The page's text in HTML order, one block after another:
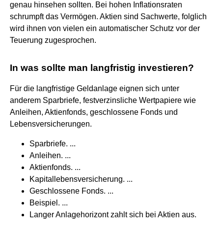
genau hinsehen sollten. Bei hohen Inflationsraten
schrumpft das Vermögen. Aktien sind Sachwerte, folglich
wird ihnen von vielen ein automatischer Schutz vor der
Teuerung zugesprochen.
In was sollte man langfristig investieren?
Für die langfristige Geldanlage eignen sich unter
anderem Sparbriefe, festverzinsliche Wertpapiere wie
Anleihen, Aktienfonds, geschlossene Fonds und
Lebensversicherungen.
Sparbriefe. ...
Anleihen. ...
Aktienfonds. ...
Kapitallebensversicherung. ...
Geschlossene Fonds. ...
Beispiel. ...
Langer Anlagehorizont zahlt sich bei Aktien aus.